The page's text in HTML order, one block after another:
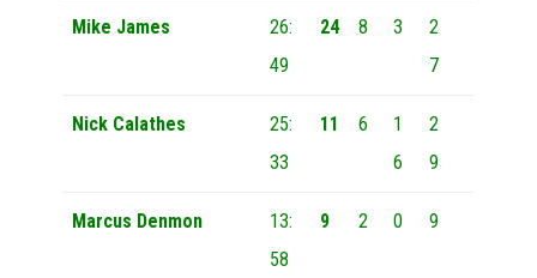
Mike James
26:
49
24 8 3
2
7
Nick Calathes
25:
33
11 6
1
6
2
9
Marcus Denmon
13:
58
9 2 0 9